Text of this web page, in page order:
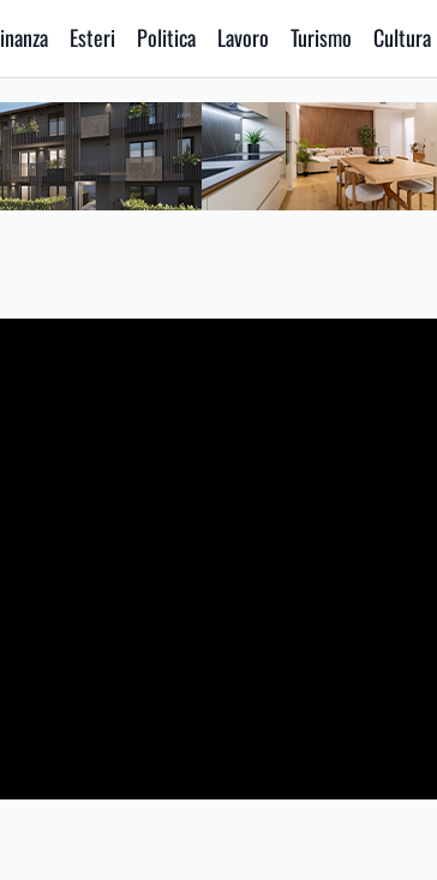
Esteri Politica Lavoro Turismo Cultura